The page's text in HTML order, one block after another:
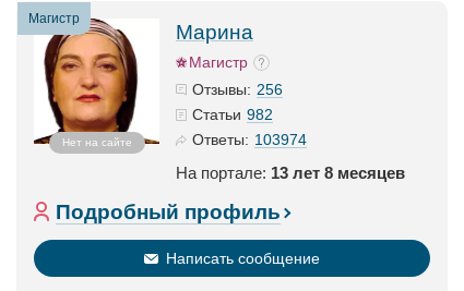
Магистр
Нет на сайте
Марина
Магистр
Отзывы: 256
Статьи 982
Ответы: 103974
На портале: 13 лет 8 месяцев
Подробный профиль
Написать сообщение